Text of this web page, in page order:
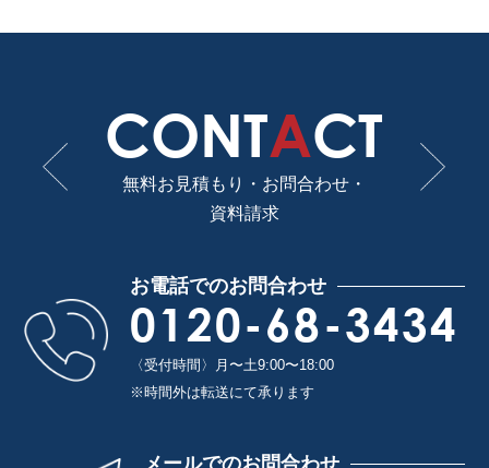
CONTACT
無料お見積もり・お問合わせ・
資料請求
お電話でのお問合わせ
0120-68-3434
〈受付時間〉月〜土9:00〜18:00
※時間外は転送にて承ります
メールでのお問合わせ